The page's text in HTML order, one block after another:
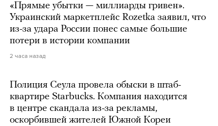
«Прямые убытки — миллиарды гривен».
Украинский маркетплейс Rozetka заявил, что
из-за удара России понес самые большие
потери в истории компании
2 часа назад
Полиция Сеула провела обыски в штаб-
квартире Starbucks. Компания находится
в центре скандала из-за рекламы,
оскорбившей жителей Южной Кореи